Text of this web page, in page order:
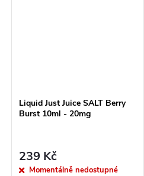
Liquid Just Juice SALT Berry
Burst 10ml - 20mg
239 Kč
Momentálně nedostupné